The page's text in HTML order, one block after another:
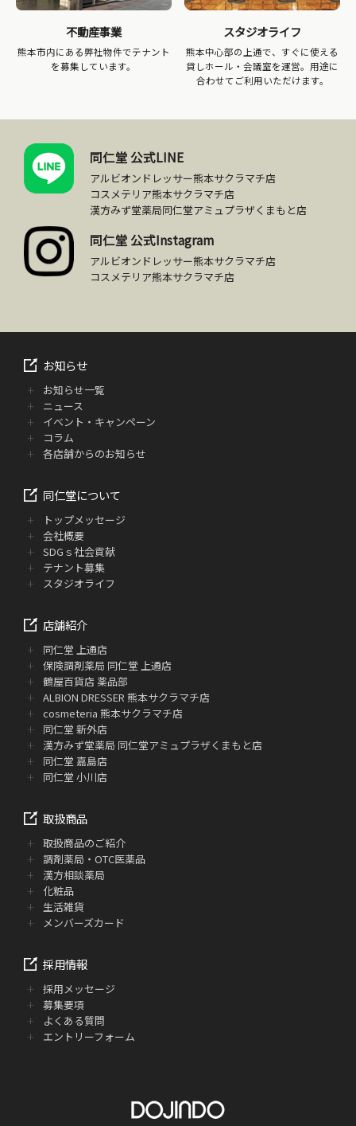
不動産事業
熊本市内にある弊社物件でテナント
を募集しています。
スタジオライフ
熊本中心部の上通で、すぐに使える
貸しホール・会議室を運営。用途に
合わせてご利用いただけます。
同仁堂 公式LINE
アルビオンドレッサー熊本サクラマチ店
コスメテリア熊本サクラマチ店
漢方みず堂薬局同仁堂アミュプラザくまもと店
同仁堂 公式Instagram
アルビオンドレッサー熊本サクラマチ店
コスメテリア熊本サクラマチ店
お知らせ
お知らせ一覧
ニュース
イベント・キャンペーン
コラム
各店舗からのお知らせ
同仁堂について
トップメッセージ
会社概要
SDGｓ社会貢献
テナント募集
スタジオライフ
店舗紹介
同仁堂 上通店
保険調剤薬局 同仁堂 上通店
鶴屋百貨店 薬品部
ALBION DRESSER 熊本サクラマチ店
cosmeteria 熊本サクラマチ店
同仁堂 新外店
漢方みず堂薬局 同仁堂アミュプラザくまもと店
同仁堂 嘉島店
同仁堂 小川店
取扱商品
取扱商品のご紹介
調剤薬局・OTC医薬品
漢方相談薬局
化粧品
生活雑貨
メンバーズカード
採用情報
採用メッセージ
募集要項
よくある質問
エントリーフォーム